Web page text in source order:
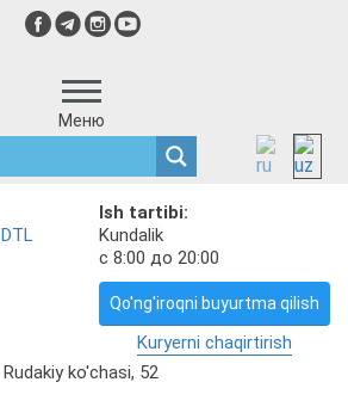
Меню
Ish tartibi:
Kundalik
с 8:00 до 20:00
Qo'ng'iroqni buyurtma qilish
Kuryerni chaqirtirish
Rudakiy ko'chasi, 52